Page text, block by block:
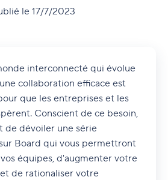
le 17/7/2023
interconnecté qui évolue
collaboration efficace est
que les entreprises et les
Conscient de ce besoin,
de dévoiler une série
Board qui vous permettront
équipes, d'augmenter votre
de rationaliser votre